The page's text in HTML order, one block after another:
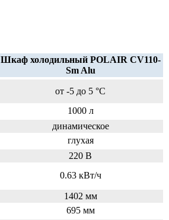
Шкаф холодильный POLAIR CV110-
Sm Alu
от -5 до 5 °C
1000 л
динамическое
глухая
220 В
0.63 кВт/ч
1402 мм
695 мм